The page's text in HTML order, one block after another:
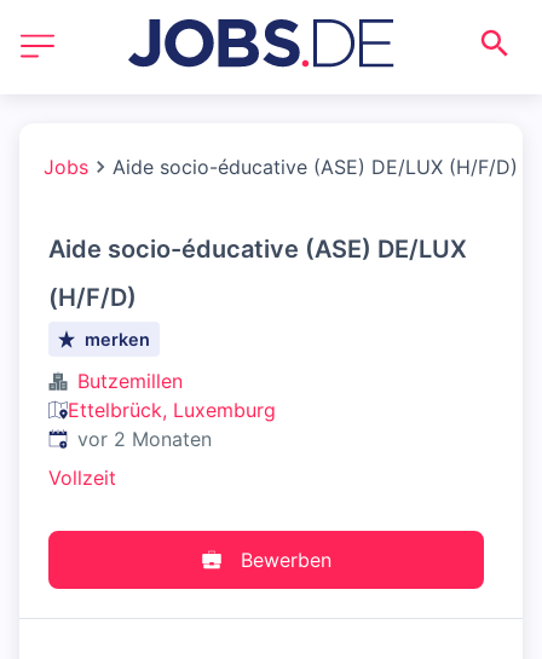
Jobs Aide socio-éducative (ASE) DE/LUX (H/F/D)
Aide socio-éducative (ASE) DE/LUX
(H/F/D)
merken
Butzemillen
Ettelbrück, Luxemburg
Veröffentlicht:
vor 2 Monaten
Vollzeit
Bewerben